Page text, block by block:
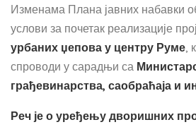
Изменама Плана јавних набавки
услови за почетак реализације
урбаних џепова у центру Руме,
спроводи у сарадњи са
грађевинарства, саобраћаја и
Реч је о уређењу дворишних